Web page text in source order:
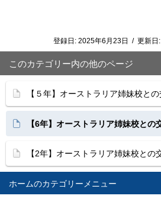
ホーム
登録日: 2025年6月23日 / 更新日:
このカテゴリー内の他のページ
【５年】オーストラリア姉妹校と
【6年】オーストラリア姉妹校との
【2年】オーストラリア姉妹校との